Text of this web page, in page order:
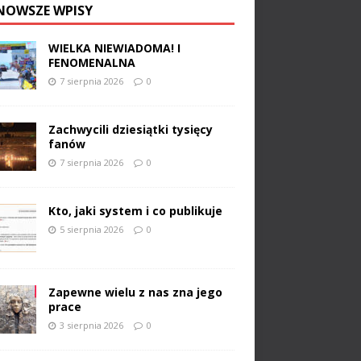
WPISY
WIELKA NIEWIADOMA! I
FENOMENALNA
7 sierpnia 2026 0
Zachwycili dziesiątki tysięcy
fanów
7 sierpnia 2026 0
Kto, jaki system i co publikuje
5 sierpnia 2026 0
Zapewne wielu z nas zna jego
prace
3 sierpnia 2026 0